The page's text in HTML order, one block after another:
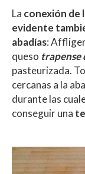
La conexión de
evidente
abadías:
queso trapense
pasteurizada.
cercanas a la
durante las
conseguir una